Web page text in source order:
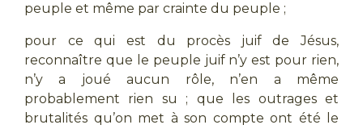
peuple et même par crainte du peuple ;
pour ce qui est du procès juif de Jésus,
reconnaître que le peuple juif n’y est pour rien,
n’y a joué aucun rôle, n’en a même
probablement rien su ; que les outrages et
brutalités qu’on met à son compte ont été le